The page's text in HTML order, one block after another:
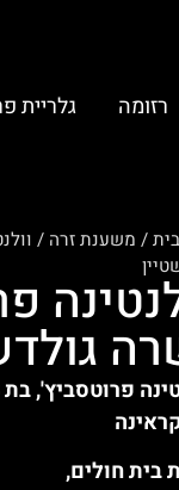
רזומה גלריית
/ משענת זרה /
בית חולים,